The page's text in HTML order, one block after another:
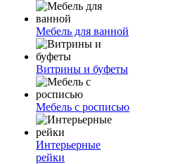
Мебель для ванной
Витрины и буфеты
Мебель с росписью
Интерьерные
рейки